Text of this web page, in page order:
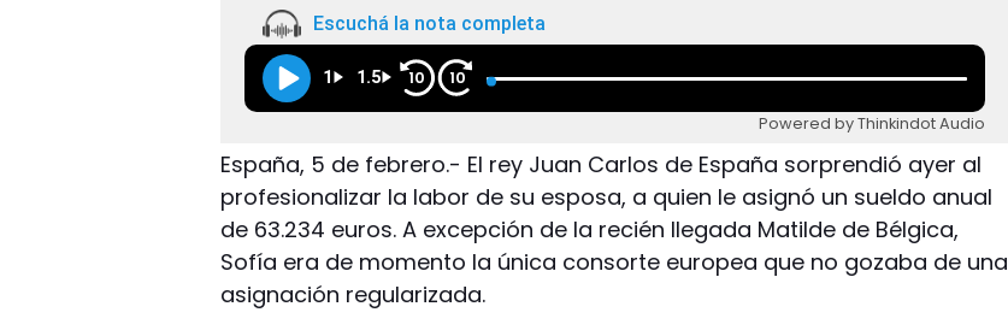
Escuchá la nota completa
1 1.5 10 10
Powered by Thinkindot Audio
España, 5 de febrero.- El rey Juan Carlos de España sorprendió ayer al
profesionalizar la labor de su esposa, a quien le asignó un sueldo anual
de 63.234 euros. A excepción de la recién llegada Matilde de Bélgica,
Sofía era de momento la única consorte europea que no gozaba de una
asignación regularizada.